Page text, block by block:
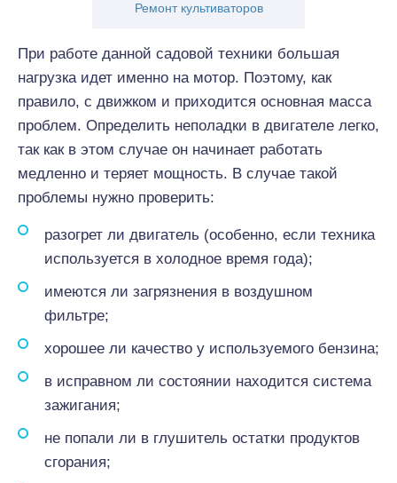
Ремонт культиваторов
При работе данной садовой техники большая
нагрузка идет именно на мотор. Поэтому, как
правило, с движком и приходится основная масса
проблем. Определить неполадки в двигателе легко,
так как в этом случае он начинает работать
медленно и теряет мощность. В случае такой
проблемы нужно проверить:
разогрет ли двигатель (особенно, если техника
используется в холодное время года);
имеются ли загрязнения в воздушном
фильтре;
хорошее ли качество у используемого бензина;
в исправном ли состоянии находится система
зажигания;
не попали ли в глушитель остатки продуктов
сгорания;